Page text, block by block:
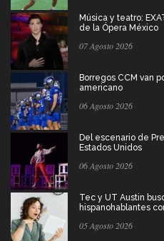
Música y teatro:
de la Ópera México
07 Agosto 2026
Borregos CCM van
americano
06 Agosto 2026
Del escenario de
Estados Unidos
06 Agosto 2026
Tec y UT Austin
hispanohablantes
05 Agosto 2026